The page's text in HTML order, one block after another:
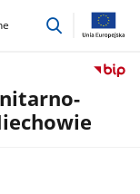
przejdź